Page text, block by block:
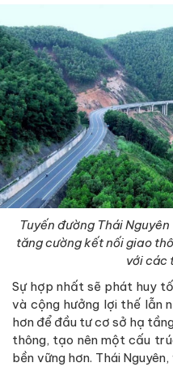
Tuyến đường Thái
tăng cường kết nối giao
với các
Sự hợp nhất sẽ phát huy
và cộng hưởng lợi thế lẫn
hơn để đầu tư cơ sở hạ
thông, tạo nên một cấu
bền vững hơn. Thái